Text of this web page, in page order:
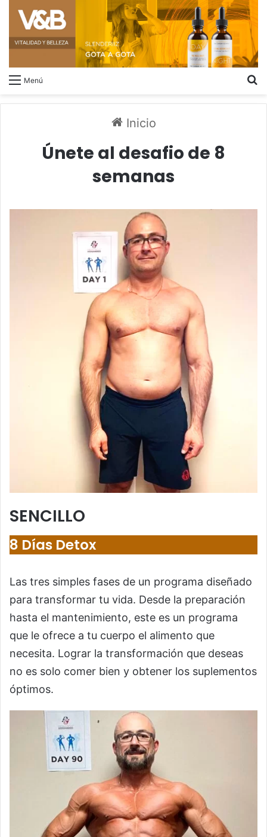
Menú
Inicio
Únete al desafio de 8
semanas
SENCILLO
8 Días Detox
Las tres simples fases de un programa diseñado
para transformar tu vida. Desde la preparación
hasta el mantenimiento, este es un programa
que le ofrece a tu cuerpo el alimento que
necesita. Lograr la transformación que deseas
no es solo comer bien y obtener los suplementos
óptimos.